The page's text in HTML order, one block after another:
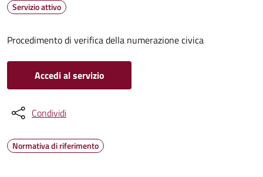
Servizio attivo
Procedimento di verifica della numerazione civica
Accedi al servizio
Condividi
Normativa di riferimento